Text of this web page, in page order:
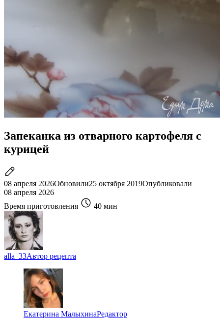
Запеканка из отварного картофеля с
курицей
08 апреля 2026Обновили25 октября 2019Опубликовали
08 апреля 2026
Время приготовления
40 мин
alla_33Автор рецепта
Екатерина МалыхинаРедактор